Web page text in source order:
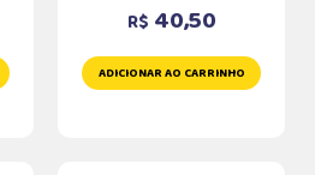
R$ 40,50
ADICIONAR AO CARRINHO